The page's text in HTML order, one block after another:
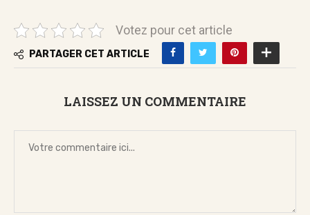
Votez pour cet article
PARTAGER CET ARTICLE
LAISSEZ UN COMMENTAIRE